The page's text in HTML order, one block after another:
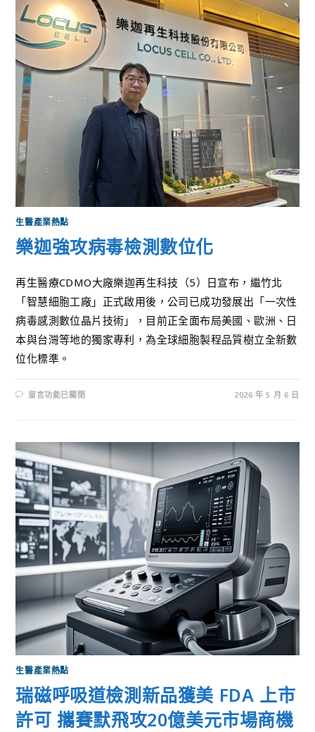
生醫產業熱點
樂迦強攻病毒檢測數位化
再生醫療CDMO大廠樂迦再生科技（5）日宣布，繼竹北
「智慧細胞工廠」正式啟用後，公司已成功發展出「一次性
病毒感測數位晶片技術」，目前正全面布局美國、歐洲、日
本與台灣等地的獨家專利，為全球細胞製程品質樹立全新數
位化標準。
留言功能已關閉 2026 年 5 月 6 日
生醫產業熱點
瑞磁呼吸道檢測新品獲美 FDA 上市
許可 攜賽默飛攻20億美元市場商機